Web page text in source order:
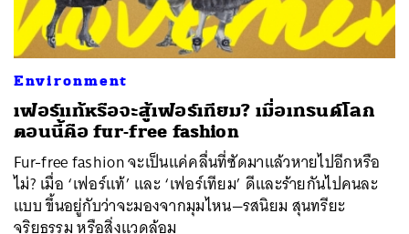
Environment
เฟอร์แท้หรือจะสู้เฟอร์เทียม? เมื่อเทรนด์โลก
ตอนนี้คือ fur-free fashion
Fur-free fashion จะเป็นแค่คลื่นที่ซัดมาแล้วหายไปอีกหรือ
ไม่? เมื่อ ‘เฟอร์แท้’ และ ‘เฟอร์เทียม’ ดีและร้ายกันไปคนละ
แบบ ขึ้นอยู่กับว่าจะมองจากมุมไหน—รสนิยม สุนทรียะ
จริยธรรม หรือสิ่งแวดล้อม